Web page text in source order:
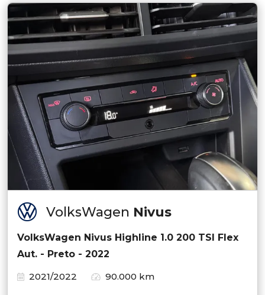
VolksWagen Nivus
VolksWagen Nivus Highline 1.0 200 TSI Flex
Aut. - Preto - 2022
2021/2022
90.000 km